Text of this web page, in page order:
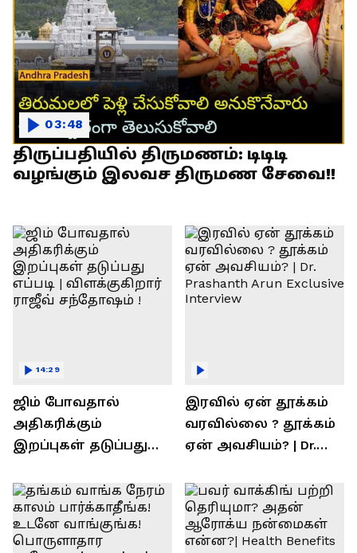
திருப்பதியில் திருமணம்: டிடிடி
வழங்கும் இலவச திருமண சேவை!!
03:48
ஜிம் போவதால்
அதிகரிக்கும்
இறப்புகள் தடுப்பது
ராஜீவ் சந்தோஷம் !
14:29
இரவில் ஏன் தூக்கம்
வரவில்லை ? தூக்கம்
ஏன் அவசியம்? | Dr.
Interview